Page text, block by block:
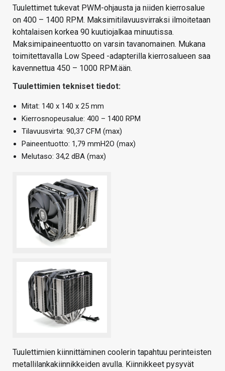
Tuulettimet tukevat PWM-ohjausta ja niiden kierrosalue
on 400 – 1400 RPM. Maksimitilavuusvirraksi ilmoitetaan
kohtalaisen korkea 90 kuutiojalkaa minuutissa.
Maksimipaineentuotto on varsin tavanomainen. Mukana
toimitettavalla Low Speed -adapterilla kierrosalueen saa
kavennettua 450 – 1000 RPM:ään.
Tuulettimien tekniset tiedot:
Mitat: 140 x 140 x 25 mm
Kierrosnopeusalue: 400 – 1400 RPM
Tilavuusvirta: 90,37 CFM (max)
Paineentuotto: 1,79 mmH2O (max)
Melutaso: 34,2 dBA (max)
Tuulettimien kiinnittäminen coolerin tapahtuu perinteisten
metallilankakiinnikkeiden avulla. Kiinnikkeet pysyvät